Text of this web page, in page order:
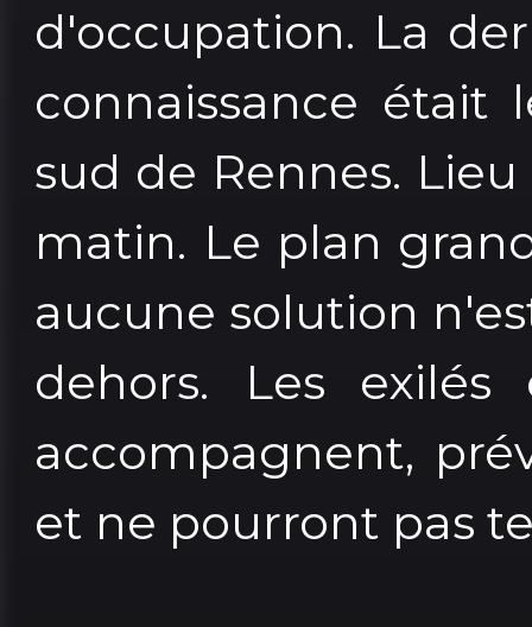
d'occupation. La
connaissance était
sud de Rennes.
matin. Le plan
aucune solution
dehors. Les
accompagnent,
et ne pourront pas